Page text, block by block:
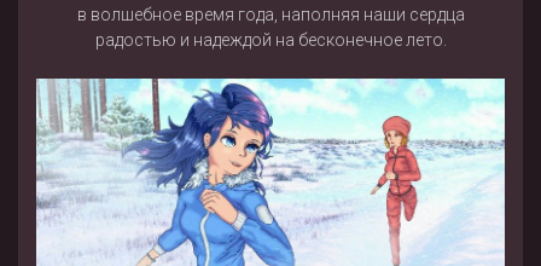
в волшебное время года, наполняя наши сердца
радостью и надеждой на бесконечное лето.